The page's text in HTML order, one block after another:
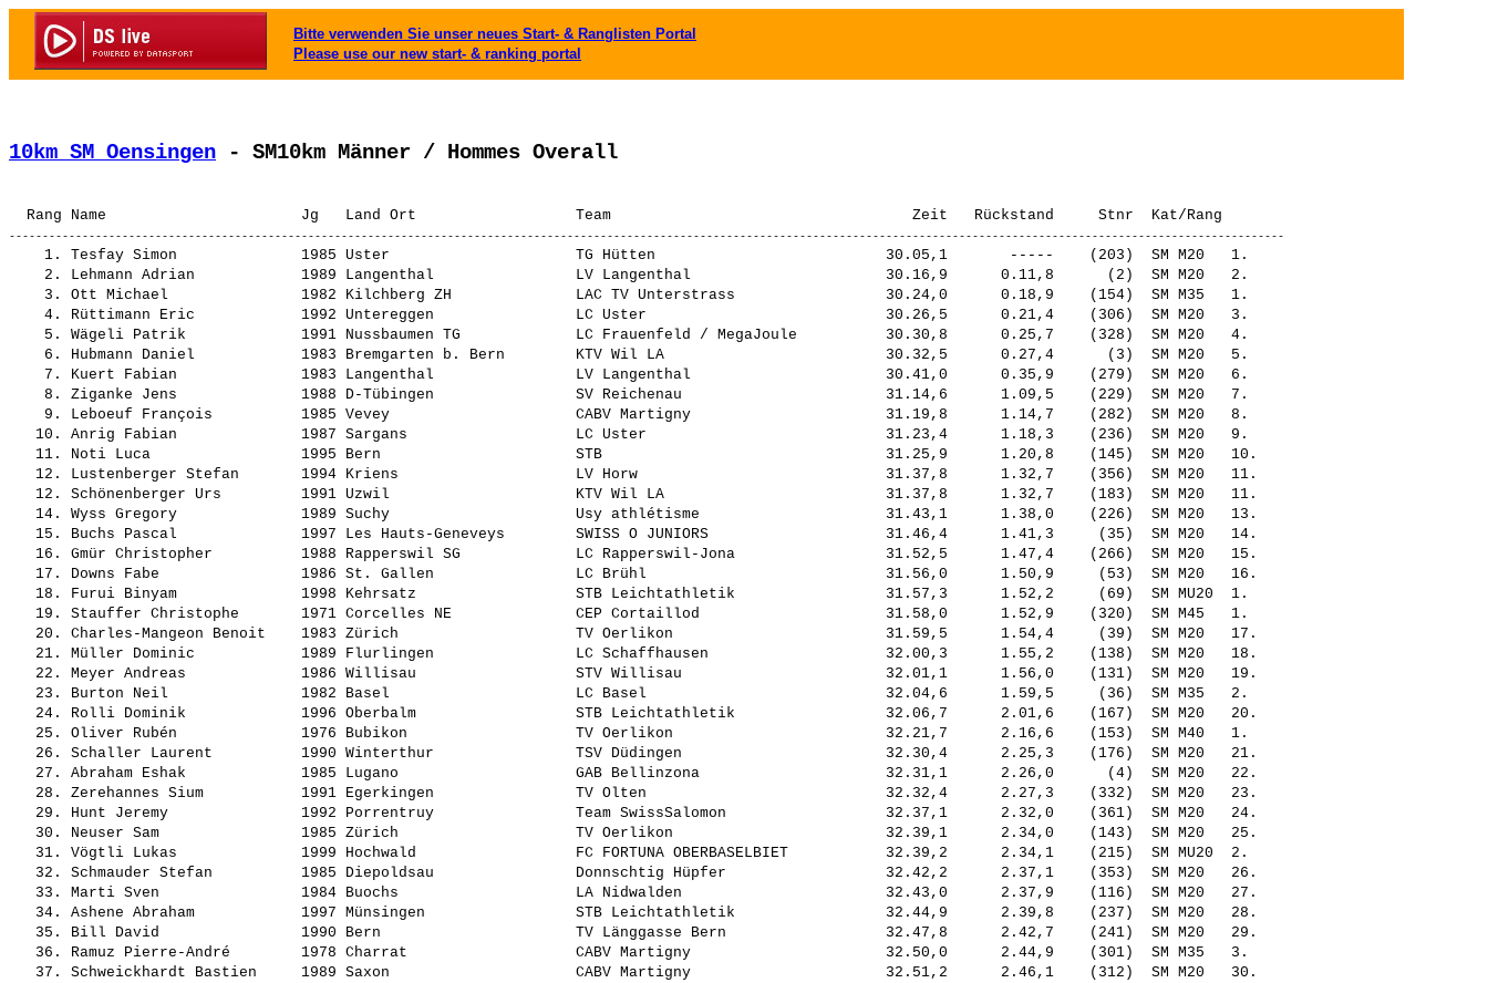
Bitte verwenden Sie unser neues Start- & Ranglisten Portal
Please use our new start- & ranking portal
10km SM Oensingen - SM10km Männer / Hommes Overall
    1.
Tesfay Simon
1985 Uster                     TG Hütten                          30.05,1       -----    (203)  SM M20   1.
    2.
Lehmann Adrian
1989 Langenthal                LV Langenthal                      30.16,9      0.11,8      (2)  SM M20   2.
    3.
Ott Michael
1982 Kilchberg ZH              LAC TV Unterstrass                 30.24,0      0.18,9    (154)  SM M35   1.
    4.
Rüttimann Eric
1992 Untereggen                LC Uster                           30.26,5      0.21,4    (306)  SM M20   3.
    5.
Wägeli Patrik
1991 Nussbaumen TG             LC Frauenfeld / MegaJoule          30.30,8      0.25,7    (328)  SM M20   4.
    6.
Hubmann Daniel
1983 Bremgarten b. Bern        KTV Wil LA                         30.32,5      0.27,4      (3)  SM M20   5.
    7.
Kuert Fabian
1983 Langenthal                LV Langenthal                      30.41,0      0.35,9    (279)  SM M20   6.
    8.
Ziganke Jens
1988 D-Tübingen                SV Reichenau                       31.14,6      1.09,5    (229)  SM M20   7.
    9.
Leboeuf François
1985 Vevey                     CABV Martigny                      31.19,8      1.14,7    (282)  SM M20   8.
   10.
Anrig Fabian
1987 Sargans                   LC Uster                           31.23,4      1.18,3    (236)  SM M20   9.
   11.
Noti Luca
1995 Bern                      STB                                31.25,9      1.20,8    (145)  SM M20   10.
   12.
Lustenberger Stefan
1994 Kriens                    LV Horw                            31.37,8      1.32,7    (356)  SM M20   11.
   12.
Schönenberger Urs
1991 Uzwil                     KTV Wil LA                         31.37,8      1.32,7    (183)  SM M20   11.
   14.
Wyss Gregory
1989 Suchy                     Usy athlétisme                     31.43,1      1.38,0    (226)  SM M20   13.
   15.
Buchs Pascal
1997 Les Hauts-Geneveys        SWISS O JUNIORS                    31.46,4      1.41,3     (35)  SM M20   14.
   16.
Gmür Christopher
1988 Rapperswil SG             LC Rapperswil-Jona                 31.52,5      1.47,4    (266)  SM M20   15.
   17.
Downs Fabe
1986 St. Gallen                LC Brühl                           31.56,0      1.50,9     (53)  SM M20   16.
   18.
Furui Binyam
1998 Kehrsatz                  STB Leichtathletik                 31.57,3      1.52,2     (69)  SM MU20  1.
   19.
Stauffer Christophe
1971 Corcelles NE              CEP Cortaillod                     31.58,0      1.52,9    (320)  SM M45   1.
   20.
Charles-Mangeon Benoit
1983 Zürich                    TV Oerlikon                        31.59,5      1.54,4     (39)  SM M20   17.
   21.
Müller Dominic
1989 Flurlingen                LC Schaffhausen                    32.00,3      1.55,2    (138)  SM M20   18.
   22.
Meyer Andreas
1986 Willisau                  STV Willisau                       32.01,1      1.56,0    (131)  SM M20   19.
   23.
Burton Neil
1982 Basel                     LC Basel                           32.04,6      1.59,5     (36)  SM M35   2.
   24.
Rolli Dominik
1996 Oberbalm                  STB Leichtathletik                 32.06,7      2.01,6    (167)  SM M20   20.
   25.
Oliver Rubén
1976 Bubikon                   TV Oerlikon                        32.21,7      2.16,6    (153)  SM M40   1.
   26.
Schaller Laurent
1990 Winterthur                TSV Düdingen                       32.30,4      2.25,3    (176)  SM M20   21.
   27.
Abraham Eshak
1985 Lugano                    GAB Bellinzona                     32.31,1      2.26,0      (4)  SM M20   22.
   28.
Zerehannes Sium
1991 Egerkingen                TV Olten                           32.32,4      2.27,3    (332)  SM M20   23.
   29.
Hunt Jeremy
1992 Porrentruy                Team SwissSalomon                  32.37,1      2.32,0    (361)  SM M20   24.
   30.
Neuser Sam
1985 Zürich                    TV Oerlikon                        32.39,1      2.34,0    (143)  SM M20   25.
   31.
Vögtli Lukas
1999 Hochwald                  FC FORTUNA OBERBASELBIET           32.39,2      2.34,1    (215)  SM MU20  2.
   32.
Schmauder Stefan
1985 Diepoldsau                Donnschtig Hüpfer                  32.42,2      2.37,1    (353)  SM M20   26.
   33.
Marti Sven
1984 Buochs                    LA Nidwalden                       32.43,0      2.37,9    (116)  SM M20   27.
   34.
Ashene Abraham
1997 Münsingen                 STB Leichtathletik                 32.44,9      2.39,8    (237)  SM M20   28.
   35.
Bill David
1990 Bern                      TV Länggasse Bern                  32.47,8      2.42,7    (241)  SM M20   29.
   36.
Ramuz Pierre-André
1978 Charrat                   CABV Martigny                      32.50,0      2.44,9    (301)  SM M35   3.
   37.
Schweickhardt Bastien
1989 Saxon                     CABV Martigny                      32.51,2      2.46,1    (312)  SM M20   30.